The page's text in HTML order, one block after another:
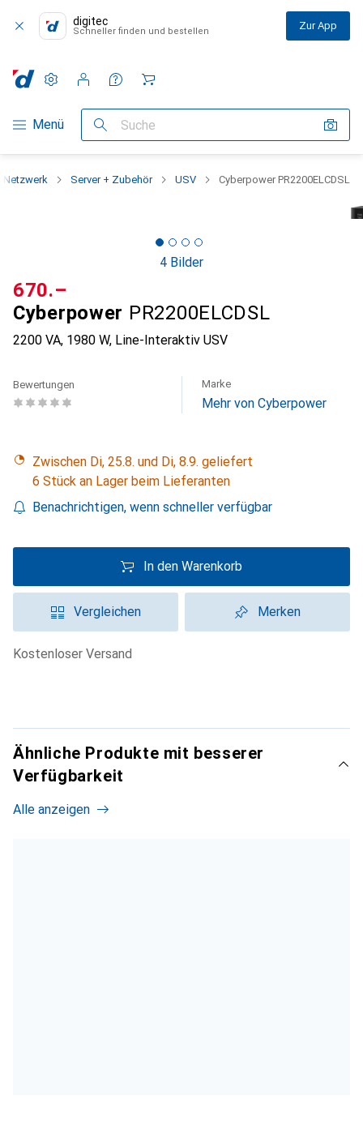
digitec
Schneller finden und bestellen Zur App
Navigation nach Kategorien
Menü Suche
Einstellungen
Kundenkonto
Vergleichslisten
Merklisten
Warenkorb
Netzwerk Server + Zubehör USV Cyberpower PR2200ELCDSL
4 Bilder
Cyberpower PR2200ELCDSL
2200 VA, 1980 W, Line-Interaktiv USV
CHF
670.–
Bewertungen Marke
Mehr von Cyberpower
Zwischen Di, 25.8. und Di, 8.9. geliefert
6 Stück an Lager beim Lieferanten
Benachrichtigen, wenn schneller verfügbar
In den Warenkorb
Vergleichen Merken
kostenloser Versand
Ähnliche Produkte mit besserer
Verfügbarkeit
Alle anzeigen